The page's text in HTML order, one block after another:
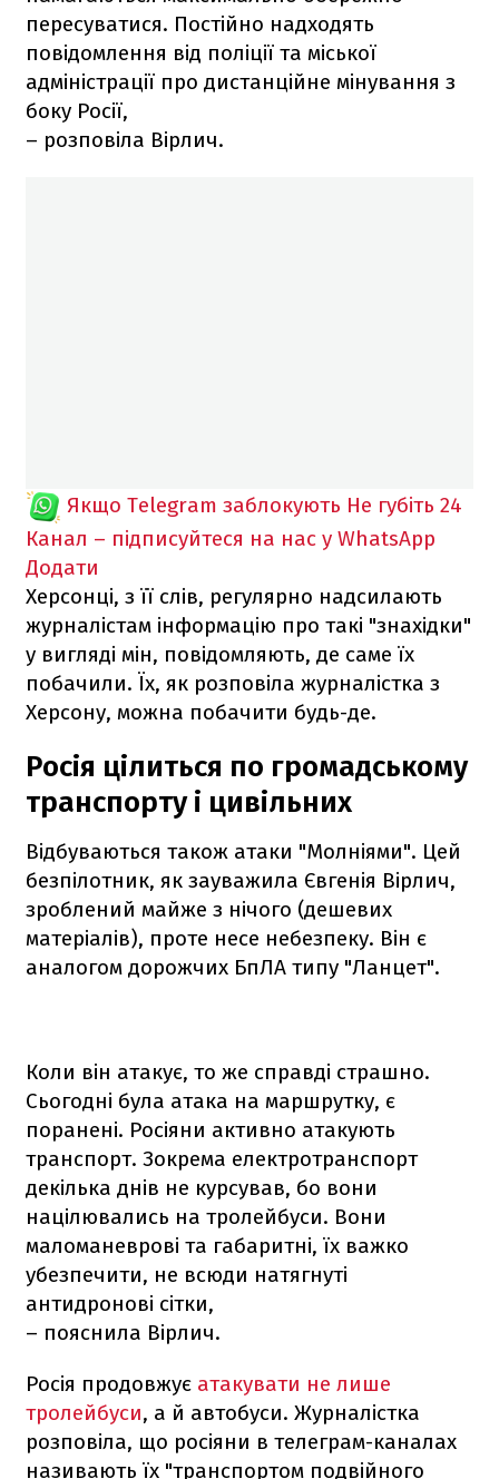
пересуватися. Постійно надходять
повідомлення від поліції та міської
адміністрації про дистанційне мінування з
боку Росії,
– розповіла Вірлич.
Якщо Telegram заблокують Не губіть 24
Канал – підписуйтеся на нас у WhatsApp
Додати
Херсонці, з її слів, регулярно надсилають
журналістам інформацію про такі "знахідки"
у вигляді мін, повідомляють, де саме їх
побачили. Їх, як розповіла журналістка з
Херсону, можна побачити будь-де.
Росія цілиться по громадському
транспорту і цивільних
Відбуваються також атаки "Молніями". Цей
безпілотник, як зауважила Євгенія Вірлич,
зроблений майже з нічого (дешевих
матеріалів), проте несе небезпеку. Він є
аналогом дорожчих БпЛА типу "Ланцет".
Коли він атакує, то же справді страшно.
Сьогодні була атака на маршрутку, є
поранені. Росіяни активно атакують
транспорт. Зокрема електротранспорт
декілька днів не курсував, бо вони
націлювались на тролейбуси. Вони
маломаневрові та габаритні, їх важко
убезпечити, не всюди натягнуті
антидронові сітки,
– пояснила Вірлич.
Росія продовжує атакувати не лише
тролейбуси, а й автобуси. Журналістка
розповіла, що росіяни в телеграм-каналах
називають їх "транспортом подвійного